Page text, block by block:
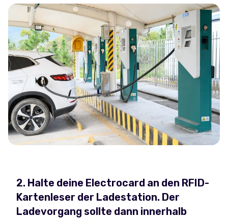
2. Halte deine Electrocard an den RFID-
Kartenleser der Ladestation. Der
Ladevorgang sollte dann innerhalb